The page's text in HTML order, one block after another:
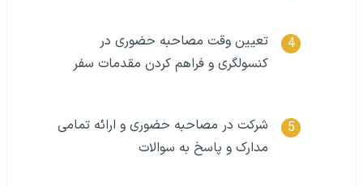
تعیین وقت مصاحبه حضوری در
کنسولگری و فراهم کردن مقدمات سفر
شرکت در مصاحبه حضوری و ارائه تمامی
مدارک و پاسخ به سوالات